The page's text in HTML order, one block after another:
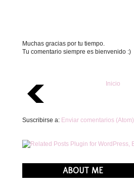
Muchas gracias por tu tiempo.
Tu comentario siempre es bienvenido :)
Inicio
Suscribirse a: Enviar comentarios (Atom)
ABOUT ME